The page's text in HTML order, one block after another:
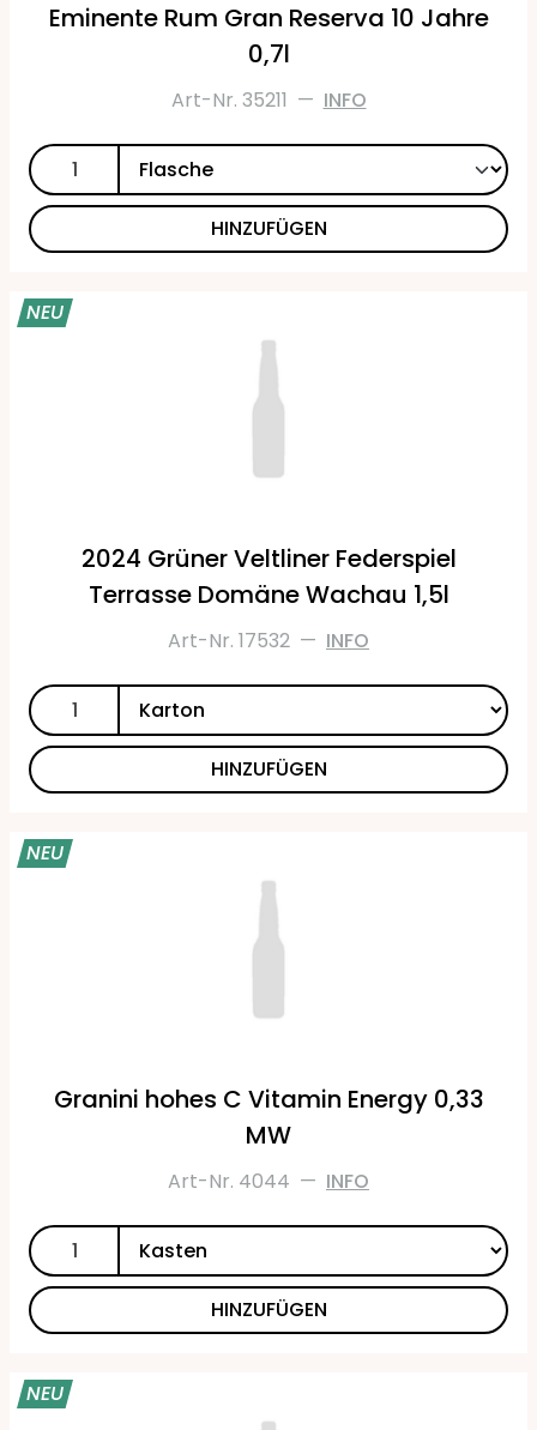
Eminente Rum Gran Reserva 10 Jahre
0,7l
Art-Nr. 35211 — INFO
HINZUFÜGEN
NEU
2024 Grüner Veltliner Federspiel
Terrasse Domäne Wachau 1,5l
Art-Nr. 17532 — INFO
HINZUFÜGEN
NEU
Granini hohes C Vitamin Energy 0,33
MW
Art-Nr. 4044 — INFO
HINZUFÜGEN
NEU